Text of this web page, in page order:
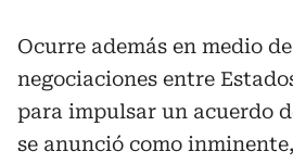
Ocurre además en medio
negociaciones entre
para impulsar un acuerdo
se anunció como